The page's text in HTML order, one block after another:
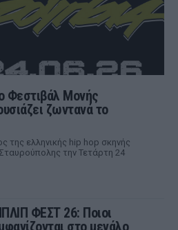
Φεστιβάλ Μονής
ζωντανά το
ελληνικής hip hop σκηνής
την Τετάρτη 24
ΦΕΣΤ 26: Ποιοι
στο μεγάλο